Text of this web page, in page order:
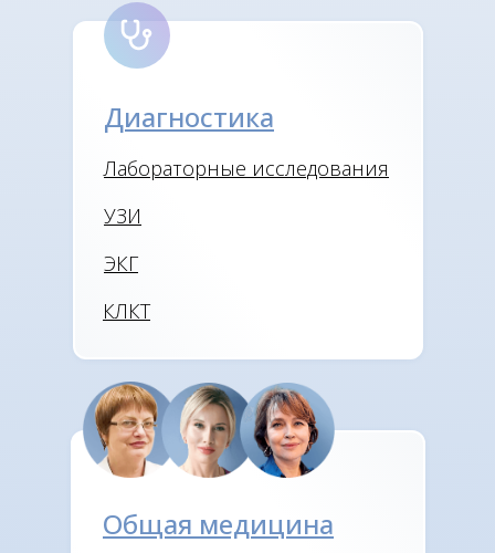
Диагностика
Лабораторные исследования
УЗИ
ЭКГ
КЛКТ
Общая медицина